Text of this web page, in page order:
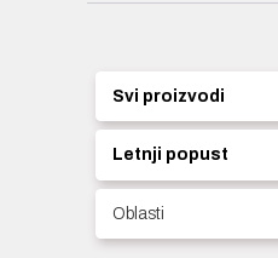
Svi proizvodi
Letnji popust
Oblasti